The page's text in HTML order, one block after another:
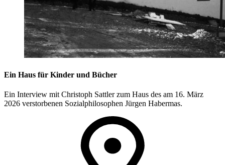
Ein Haus für Kinder und Bücher
Ein Interview mit Christoph Sattler zum Haus des am 16. März
2026 verstorbenen Sozialphilosophen Jürgen Habermas.